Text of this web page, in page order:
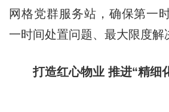
网格党群服务站，确保第一
一时间处置问题、最大限度解
打造红心物业 推进“精细